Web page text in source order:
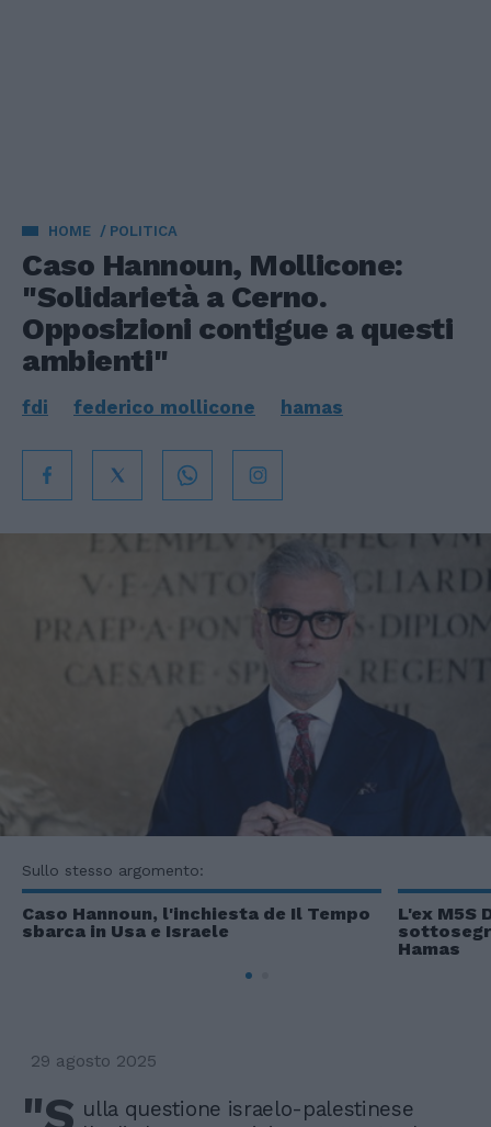
HOME POLITICA
Caso Hannoun, Mollicone:
"Solidarietà a Cerno.
Opposizioni contigue a questi
ambienti"
fdi federico mollicone hamas
Sullo stesso argomento:
Caso Hannoun, l'inchiesta de Il Tempo
sbarca in Usa e Israele
L'ex M5S
Hamas
29 agosto 2025
ulla questione israelo-palestinese